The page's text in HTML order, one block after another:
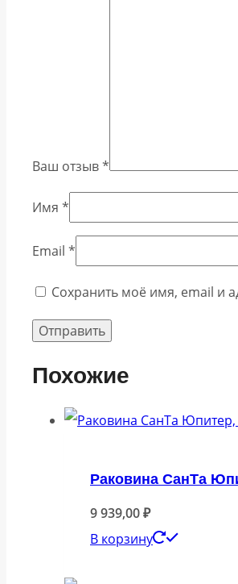
Ваш отзыв*
Имя *
Email *
Сохранить моё имя, email и
Похожие
Раковина СанТа
9 939,00₽
В корзину